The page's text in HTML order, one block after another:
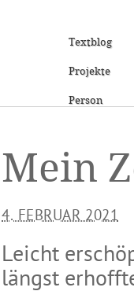
Textblog
Projekte
Person
Mein
4. FEBRUAR 2021
Leicht
längst